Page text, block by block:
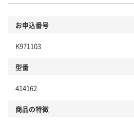
お申込番号
K971103
型番
414162
商品の特徴